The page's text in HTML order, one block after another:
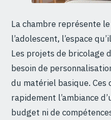
La chambre représente
l’adolescent, l’espace
Les projets de bricolage
besoin de
du matériel basique.
rapidement l’ambiance
budget ni de